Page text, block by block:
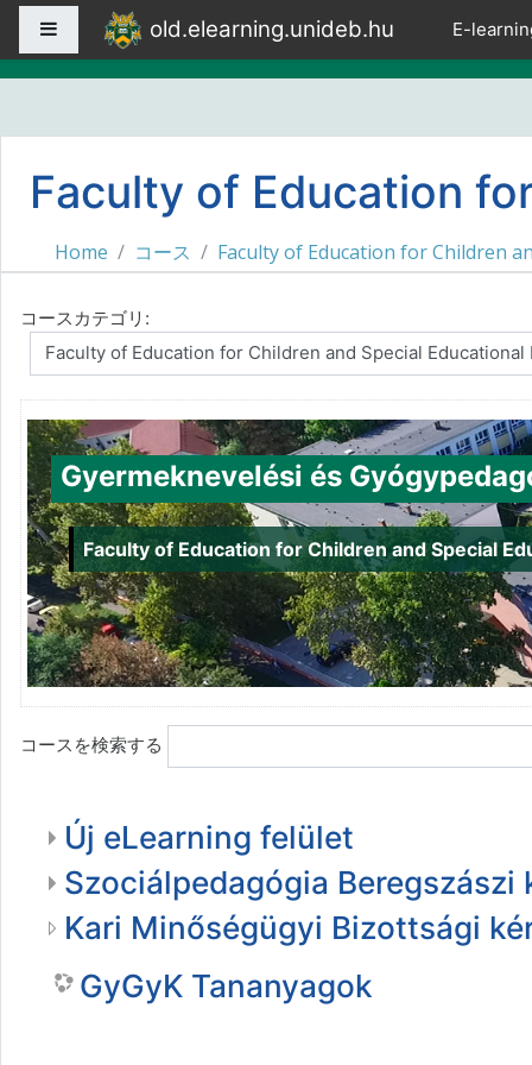
メインコンテンツへスキップする
サイドパネルold.elearning.unideb.hu E-
Faculty of Education
Home コース Faculty of Education for Children
コースカテゴリ:
Gyermeknevelési és
Faculty of Education for Children and Special
コースを検索する
Új eLearning felület
Szociálpedagógia Beregszászi
Kari Minőségügyi Bizottsági
GyGyK Tananyagok